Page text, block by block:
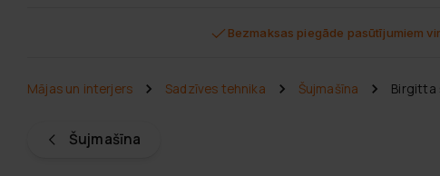
Bezmaksas piegāde pasūtījumiem
Šujmašīna
Mājas un interjers Sadzīves tehnika Šujmašīna Birgitta